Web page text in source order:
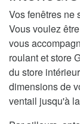
Vos fenêtres ne
Vous voulez
vous
roulant et store
du store
dimensions de
ventail jusqu'à